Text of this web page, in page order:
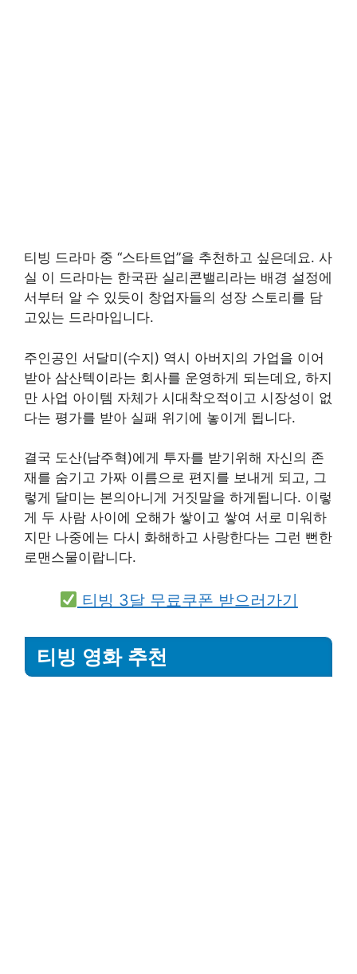
티빙 드라마 중 “스타트업”을 추천하고 싶은데요. 사
실 이 드라마는 한국판 실리콘밸리라는 배경 설정에
서부터 알 수 있듯이 창업자들의 성장 스토리를 담
고있는 드라마입니다.
주인공인 서달미(수지) 역시 아버지의 가업을 이어
받아 삼산텍이라는 회사를 운영하게 되는데요, 하지
만 사업 아이템 자체가 시대착오적이고 시장성이 없
다는 평가를 받아 실패 위기에 놓이게 됩니다.
결국 도산(남주혁)에게 투자를 받기위해 자신의 존
재를 숨기고 가짜 이름으로 편지를 보내게 되고, 그
렇게 달미는 본의아니게 거짓말을 하게됩니다. 이렇
게 두 사람 사이에 오해가 쌓이고 쌓여 서로 미워하
지만 나중에는 다시 화해하고 사랑한다는 그런 뻔한
로맨스물이랍니다.
티빙 3달 무료쿠폰 받으러가기
티빙 영화 추천